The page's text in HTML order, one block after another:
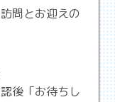
問とお迎えの
後「お待ちし